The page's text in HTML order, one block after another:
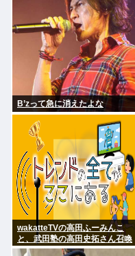
B’zって急に消えたよな
wakatteTVの高田ふーみんこ
と、武田塾の高田史拓さん召喚
スレ